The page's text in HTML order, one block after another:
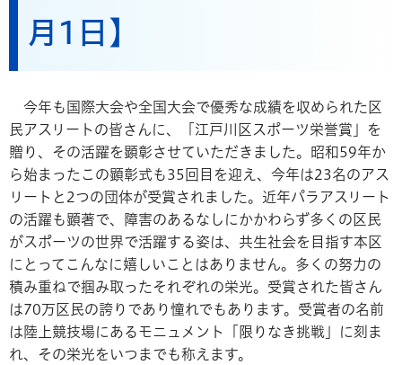
月1日】
今年も国際大会や全国大会で優秀な成績を収められた区
民アスリートの皆さんに、「江戸川区スポーツ栄誉賞」を
贈り、その活躍を顕彰させていただきました。昭和59年か
ら始まったこの顕彰式も35回目を迎え、今年は23名のアス
リートと2つの団体が受賞されました。近年パラアスリート
の活躍も顕著で、障害のあるなしにかかわらず多くの区民
がスポーツの世界で活躍する姿は、共生社会を目指す本区
にとってこんなに嬉しいことはありません。多くの努力の
積み重ねで掴み取ったそれぞれの栄光。受賞された皆さん
は70万区民の誇りであり憧れでもあります。受賞者の名前
は陸上競技場にあるモニュメント「限りなき挑戦」に刻ま
れ、その栄光をいつまでも称えます。